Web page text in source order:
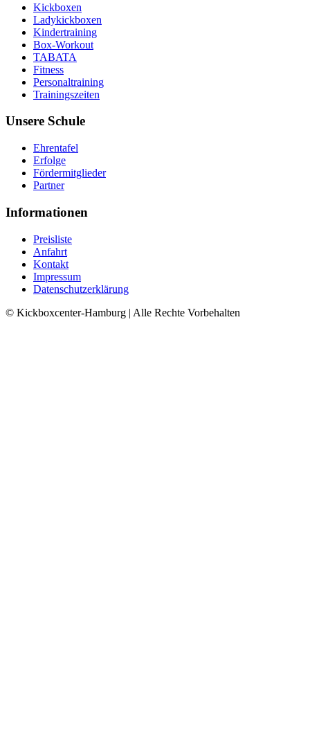
Kickboxen
Ladykickboxen
Kindertraining
Box-Workout
TABATA
Fitness
Personaltraining
Trainingszeiten
Unsere Schule
Ehrentafel
Erfolge
Fördermitglieder
Partner
Informationen
Preisliste
Anfahrt
Kontakt
Impressum
Datenschutzerklärung
© Kickboxcenter-Hamburg | Alle Rechte Vorbehalten